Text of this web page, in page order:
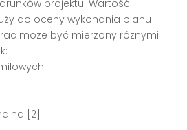
projektu. Wartość
do oceny wykonania planu
może być mierzony różnymi
[2]